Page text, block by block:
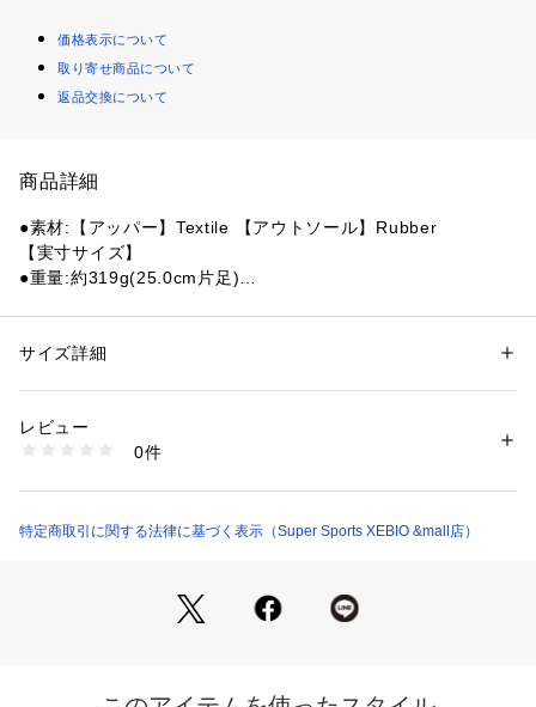
価格表示について
取り寄せ商品について
返品交換について
商品詳細
●素材:【アッパー】Textile 【アウトソール】Rubber
【実寸サイズ】
●重量:約319g(25.0cm片足)
●オールスターのディテールアレンジモデル。
●履きやすいデザインながらも、さりげない遊び心のある一
【商品の購入にあたっての注意事項】
※シューズの製造過程で、接着剤の付着や縫製のズレ・歪みを
性別：レディース
商品番号：
10889569801 （ショップ）
サイズ詳細
レビュー
0件
特定商取引に関する法律に基づく表示（Super Sports XEBIO &mall店）